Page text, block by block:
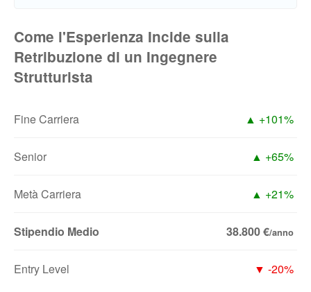
Come l'Esperienza Incide sulla
Retribuzione di un Ingegnere
Strutturista
Fine Carriera ▲ +101%
Senior ▲ +65%
Metà Carriera ▲ +21%
Stipendio Medio 38.800 €/anno
Entry Level ▼ -20%